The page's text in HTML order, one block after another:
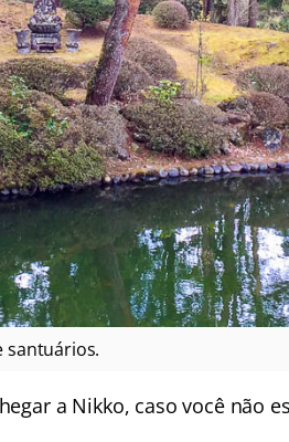
santuários.
a Nikko, caso você não